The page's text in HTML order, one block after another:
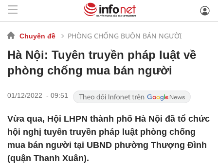
Chuyên đề PHÒNG CHỐNG BUÔN BÁN NGƯỜI
Hà Nội: Tuyên truyền pháp luật về
phòng chống mua bán người
01/12/2022 - 09:51
Vừa qua, Hội LHPN thành phố Hà Nội đã tổ chức
hội nghị tuyên truyền pháp luật phòng chống
mua bán người tại UBND phường Thượng Đình
(quận Thanh Xuân).